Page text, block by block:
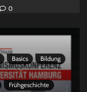
0
Basics
Bildung
Frühgeschichte